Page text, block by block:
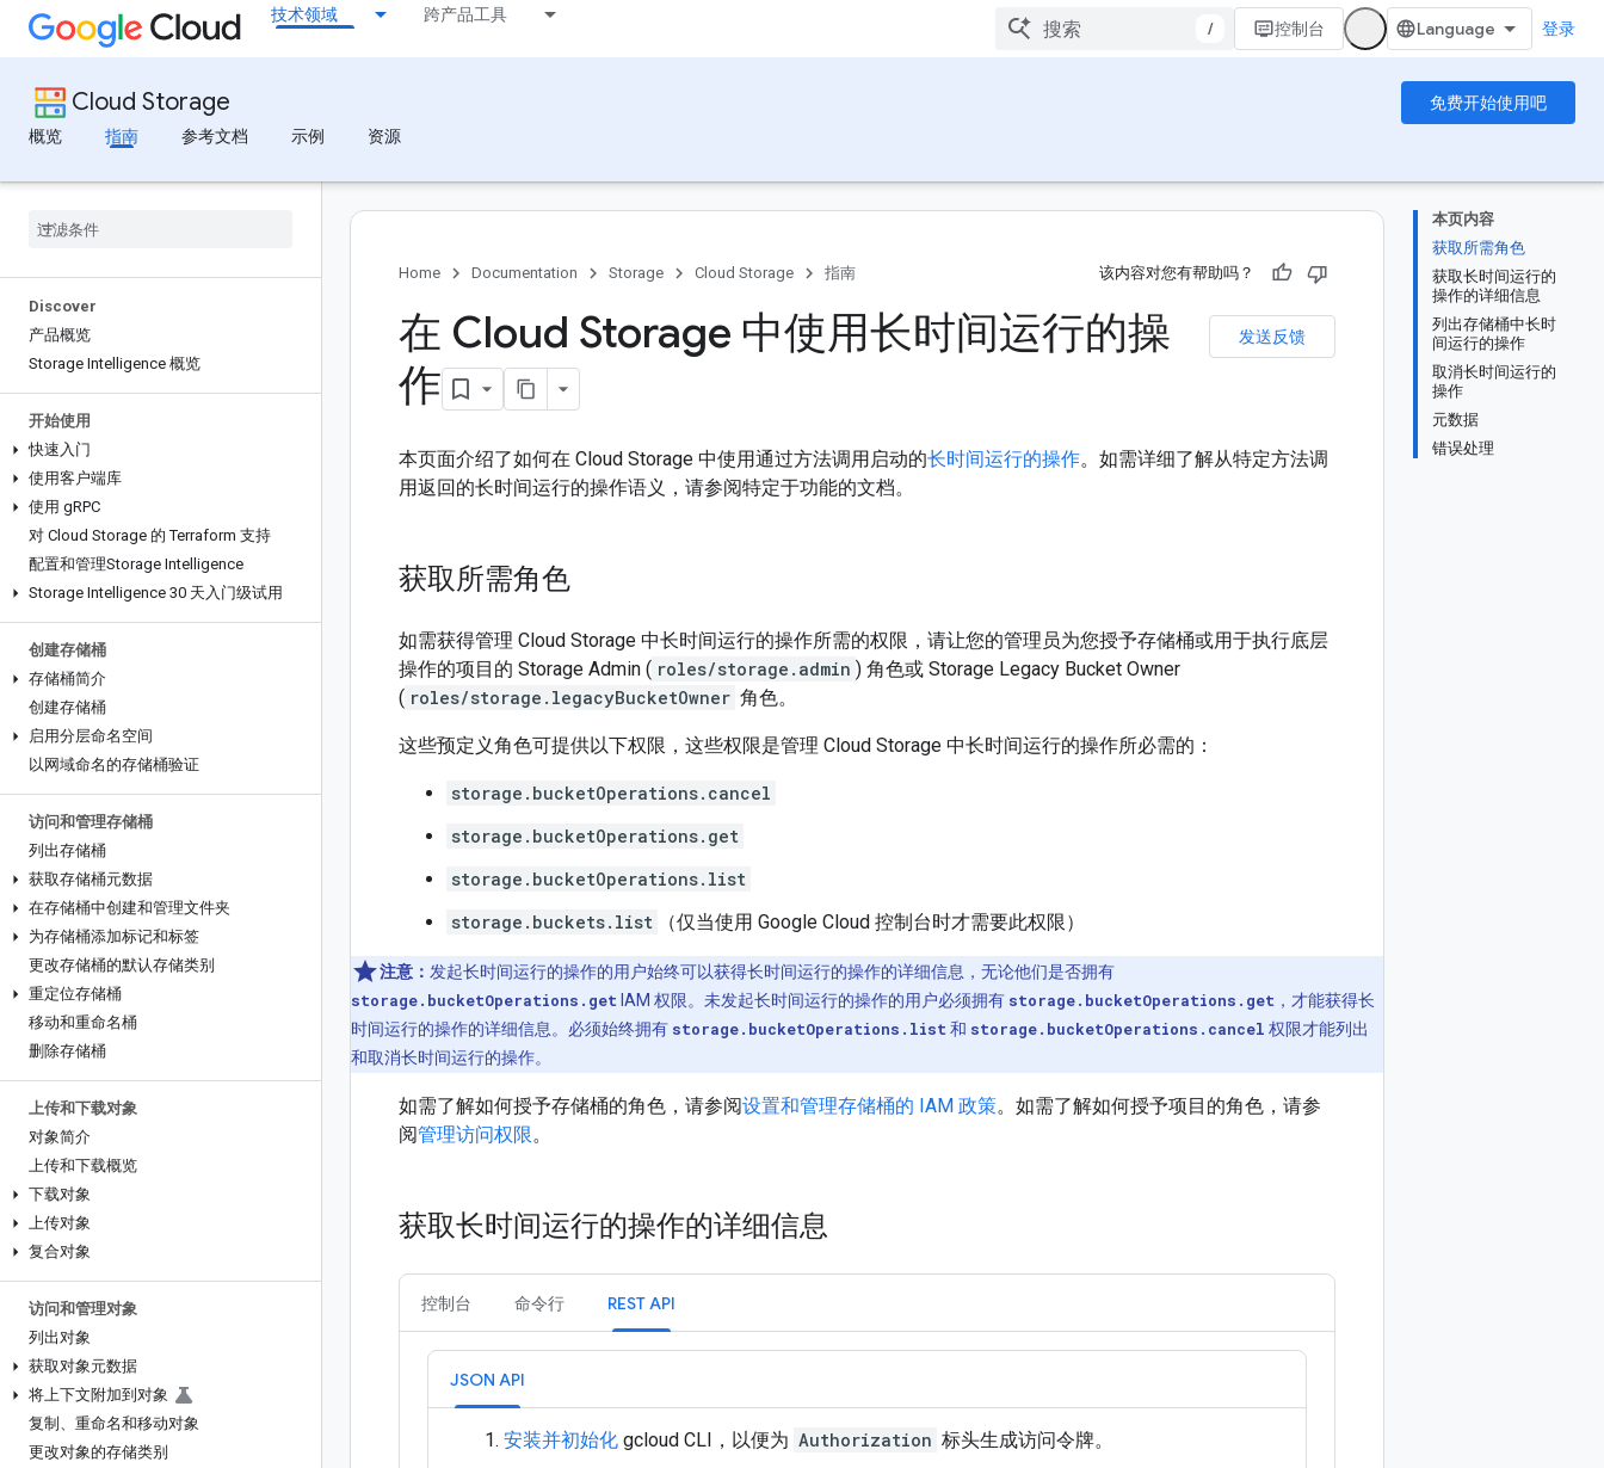
技术领域 跨产品工具
/ 控制台 登录
Cloud Storage
免费开始使用吧
概览
指南 参考文档 示例 资源
Discover
产品概览
Storage Intelligence 概览
开始使用
快速入门
使用客户端库
使用 gRPC
对 Cloud Storage 的 Terraform 支持
配置和管理Storage Intelligence
Storage Intelligence 30 天入门级试用
创建存储桶
存储桶简介
创建存储桶
启用分层命名空间
以网域命名的存储桶验证
访问和管理存储桶
列出存储桶
获取存储桶元数据
在存储桶中创建和管理文件夹
为存储桶添加标记和标签
更改存储桶的默认存储类别
重定位存储桶
移动和重命名桶
删除存储桶
上传和下载对象
对象简介
上传和下载概览
下载对象
上传对象
复合对象
访问和管理对象
列出对象
获取对象元数据
将上下文附加到对象
复制、重命名和移动对象
更改对象的存储类别
本页内容
获取所需角色
获取长时间运行的
操作的详细信息
列出存储桶中长时
间运行的操作
取消长时间运行的
操作
元数据
错误处理
Home Documentation Storage Cloud Storage 指南 该内容对您有帮助吗？
发送反馈
在 Cloud Storage 中使用长时间运行的操
作
本页面介绍了如何在 Cloud Storage 中使用通过方法调用启动的长时间运行的操作。如需详细了解从特定方法调
用返回的长时间运行的操作语义，请参阅特定于功能的文档。
获取所需角色
如需获得管理 Cloud Storage 中长时间运行的操作所需的权限，请让您的管理员为您授予存储桶或用于执行底层
操作的项目的 Storage Admin ( roles/storage.admin ) 角色或 Storage Legacy Bucket Owner
( roles/storage.legacyBucketOwner 角色。
这些预定义角色可提供以下权限，这些权限是管理 Cloud Storage 中长时间运行的操作所必需的：
storage.bucketOperations.cancel
storage.bucketOperations.get
storage.bucketOperations.list
storage.buckets.list
（仅当使用 Google Cloud 控制台时才需要此权限）
注意： 发起长时间运行的操作的用户始终可以获得长时间运行的操作的详细信息，无论他们是否拥有
storage.bucketOperations.get IAM 权限。未发起长时间运行的操作的用户必须拥有 storage.bucketOperations.get ，才能获得长
时间运行的操作的详细信息。必须始终拥有 storage.bucketOperations.list 和 storage.bucketOperations.cancel 权限才能列出
和取消长时间运行的操作。
如需了解如何授予存储桶的角色，请参阅设置和管理存储桶的 IAM 政策。如需了解如何授予项目的角色，请参
阅管理访问权限。
获取长时间运行的操作的详细信息
控制台 命令行 REST API
JSON API
安装并初始化 gcloud CLI ，以便为 Authorization 标头生成访问令牌。